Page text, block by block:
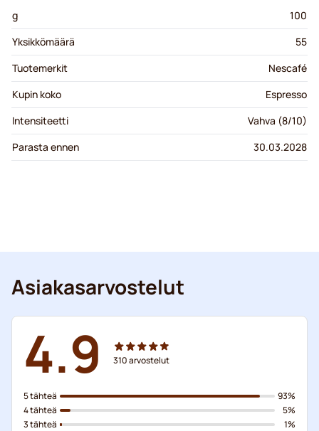
g
100
Yksikkömäärä
55
Tuotemerkit
Nescafé
Kupin koko
Espresso
Intensiteetti
Vahva (8/10)
Parasta ennen
30.03.2028
Asiakasarvostelut
4.9 310arvostelut
5 tähteä
4 tähteä
3 tähteä
93%
5%
1%